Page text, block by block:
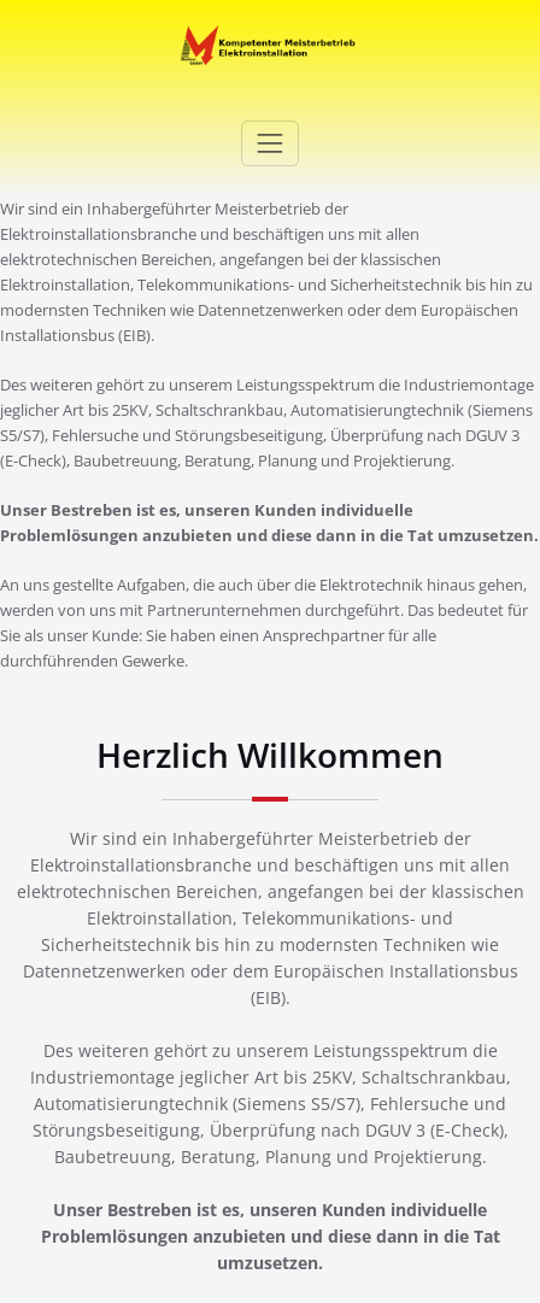
Elektro Martini
Wir sind ein Inhabergeführter Meisterbetrieb der
Elektroinstallationsbranche und beschäftigen uns mit allen
elektrotechnischen Bereichen, angefangen bei der klassischen
Elektroinstallation, Telekommunikations- und Sicherheitstechnik bis hin zu
modernsten Techniken wie Datennetzenwerken oder dem Europäischen
Installationsbus (EIB).
Des weiteren gehört zu unserem Leistungsspektrum die Industriemontage
jeglicher Art bis 25KV, Schaltschrankbau, Automatisierungtechnik (Siemens
S5/S7), Fehlersuche und Störungsbeseitigung, Überprüfung nach DGUV 3
(E-Check), Baubetreuung, Beratung, Planung und Projektierung.
Unser Bestreben ist es, unseren Kunden individuelle
Problemlösungen anzubieten und diese dann in die Tat umzusetzen.
An uns gestellte Aufgaben, die auch über die Elektrotechnik hinaus gehen,
werden von uns mit Partnerunternehmen durchgeführt. Das bedeutet für
Sie als unser Kunde: Sie haben einen Ansprechpartner für alle
durchführenden Gewerke.
Herzlich Willkommen
Wir sind ein Inhabergeführter Meisterbetrieb der
Elektroinstallationsbranche und beschäftigen uns mit allen
elektrotechnischen Bereichen, angefangen bei der klassischen
Elektroinstallation, Telekommunikations- und
Sicherheitstechnik bis hin zu modernsten Techniken wie
Datennetzenwerken oder dem Europäischen Installationsbus
(EIB).
Des weiteren gehört zu unserem Leistungsspektrum die
Industriemontage jeglicher Art bis 25KV, Schaltschrankbau,
Automatisierungtechnik (Siemens S5/S7), Fehlersuche und
Störungsbeseitigung, Überprüfung nach DGUV 3 (E-Check),
Baubetreuung, Beratung, Planung und Projektierung.
Unser Bestreben ist es, unseren Kunden individuelle
Problemlösungen anzubieten und diese dann in die Tat
umzusetzen.